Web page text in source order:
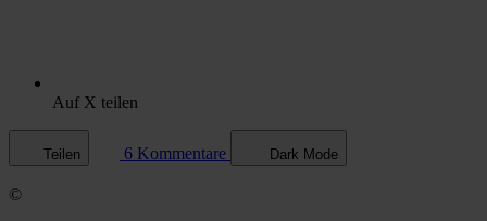
Auf X teilen
Teilen 6 Kommentare Dark Mode
©